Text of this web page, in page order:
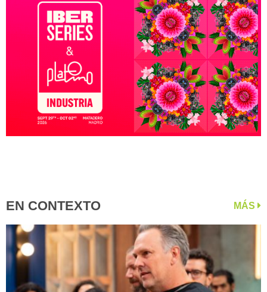
EN CONTEXTO MÁS